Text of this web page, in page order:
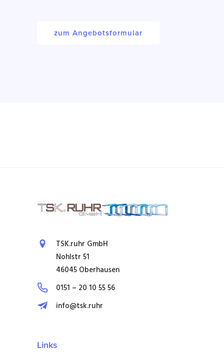
zum Angebotsformular
TSK.ruhr GmbH
Nohlstr 51
46045 Oberhausen
0151 – 20 10 55 56
info@tsk.ruhr
Links